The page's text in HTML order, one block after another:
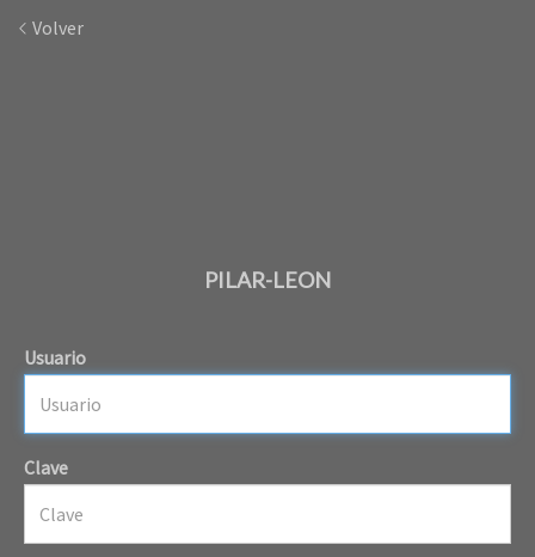
Volver
PILAR-LEON
Usuario
Clave